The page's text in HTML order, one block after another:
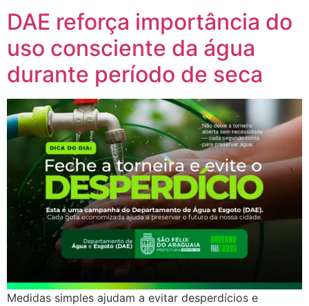
DAE reforça importância do
uso consciente da água
durante período de seca
Medidas simples ajudam a evitar desperdícios e